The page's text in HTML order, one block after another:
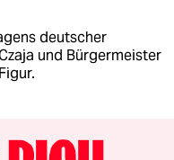
deutscher
und Bürgermeister